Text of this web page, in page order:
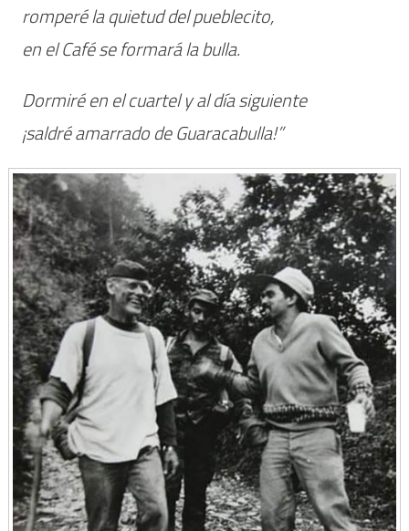
romperé la quietud del pueblecito,
en el Café se formará la bulla.
Dormiré en el cuartel y al día siguiente
¡saldré amarrado de Guaracabulla!”